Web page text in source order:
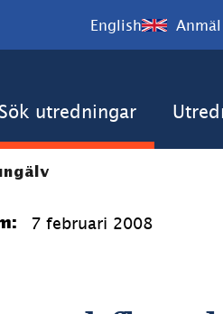
English
Sök utredningar
7 februari 2008